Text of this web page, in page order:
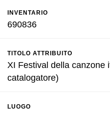
INVENTARIO
690836
TITOLO ATTRIBUITO
XI Festival della canzone
catalogatore)
LUOGO